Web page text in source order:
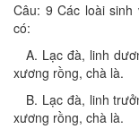
Câu: 9 Các loài
có:
A. Lạc đà, linh
xương rồng, chà là.
B. Lạc đà, linh
xương rồng, chà là.